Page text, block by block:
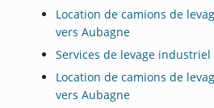
Location de camions de
vers Aubagne
Services de levage
Location de camions de
vers Aubagne